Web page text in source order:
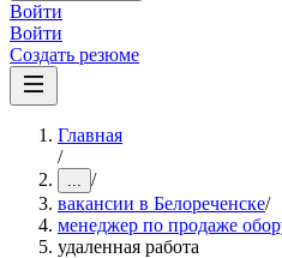
Войти
Войти
Создать резюме
Главная
/
... /
вакансии в Белореченске/
менеджер по продаже
удаленная работа